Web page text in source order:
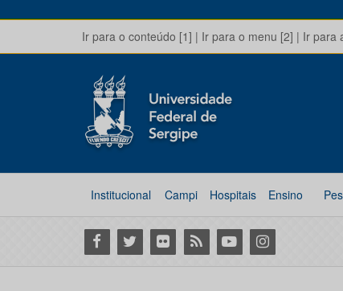
Ir para o conteúdo [1] | Ir para o menu [2] | Ir para
Institucional Campi Hospitais Ensino
Facebook
Twitter Flickr RSS YoutubeInstagram